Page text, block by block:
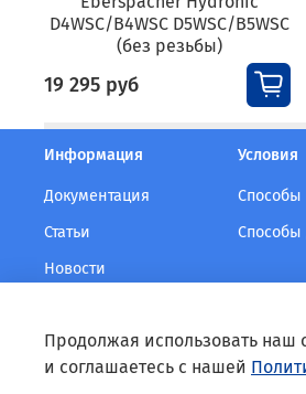
D4WSC/B4WSC D5WSC/B5WSC
(без резьбы)
19 295 руб
Информация
Документация
Статьи
Новости
Условия
Способы
Способы
EBERSPACHER-RUSSIA.RU
Продолжая использовать наш
и соглашаетесь с нашей